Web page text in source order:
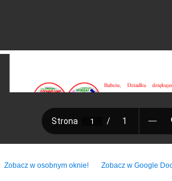
Zobacz w osobnym oknie! Zobacz w Google